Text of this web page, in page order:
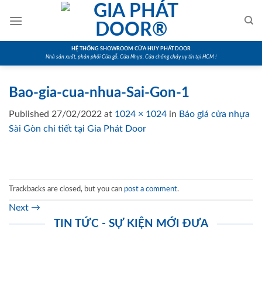
HỆ THỐNG SHOWROOM CỬA HUY PHÁT DOOR
Nhà sản xuất, phân phối Cửa gỗ, Cửa Nhựa, Cửa chống cháy uy tín tại HCM !
Bao-gia-cua-nhua-Sai-Gon-1
Published 27/02/2022 at 1024 × 1024 in Báo giá cửa nhựa
Sài Gòn chi tiết tại Gia Phát Door
Trackbacks are closed, but you can post a comment.
Next →
TIN TỨC - SỰ KIỆN MỚI ĐƯA